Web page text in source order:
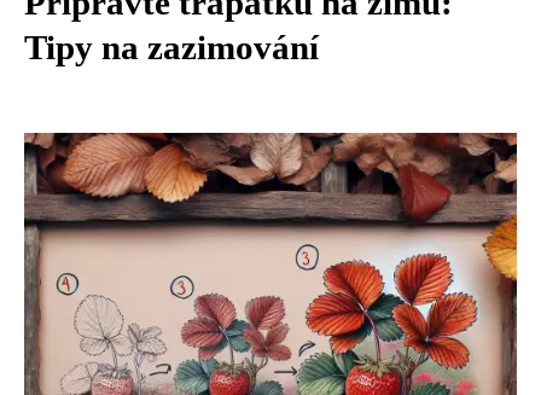
Tipy na zazimování